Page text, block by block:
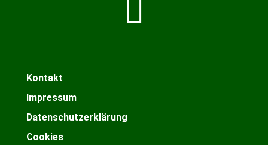
Kontakt
Impressum
Datenschutzerklärung
Cookies